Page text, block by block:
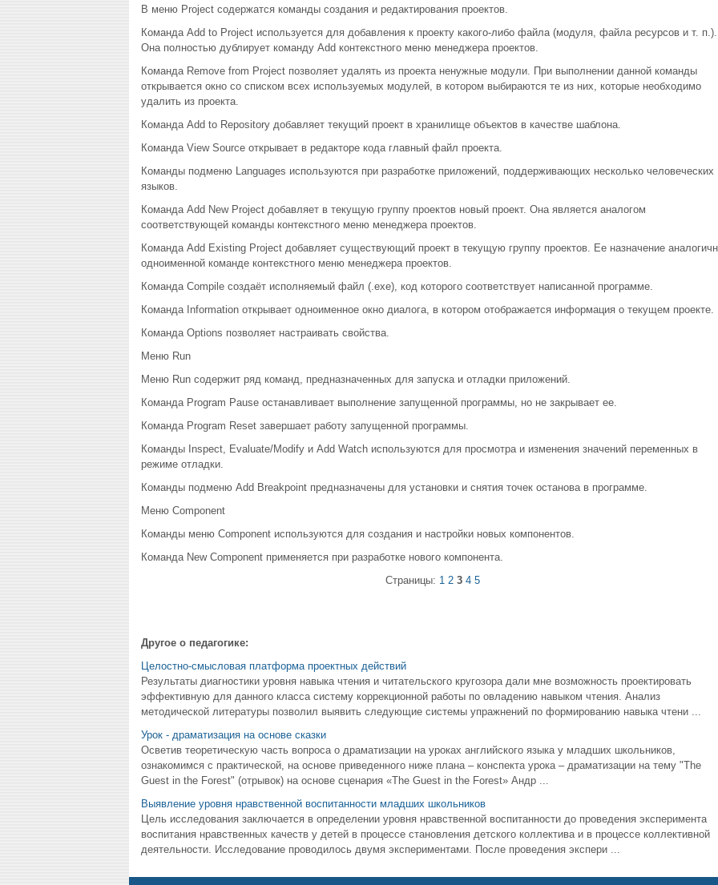
В меню Project содержатся команды создания и редактирования проектов.
Команда Add to Project используется для добавления к проекту какого-либо файла (модуля, файла ресурсов и т. п.).
Она полностью дублирует команду Add контекстного меню менеджера проектов.
Команда Remove from Project позволяет удалять из проекта ненужные модули. При выполнении данной команды
открывается окно со списком всех используемых модулей, в котором выбираются те из них, которые необходимо
удалить из проекта.
Команда Add to Repository добавляет текущий проект в хранилище объектов в качестве шаблона.
Команда View Source открывает в редакторе кода главный файл проекта.
Команды подменю Languages используются при разработке приложений, поддерживающих несколько человеческих
языков.
Команда Add New Project добавляет в текущую группу проектов новый проект. Она является аналогом
соответствующей команды контекстного меню менеджера проектов.
Команда Add Existing Project добавляет существующий проект в текущую группу проектов. Ее назначение
одноименной команде контекстного меню менеджера проектов.
Команда Compile создаёт исполняемый файл (.exe), код которого соответствует написанной программе.
Команда Information открывает одноименное окно диалога, в котором отображается информация о текущем проекте.
Команда Options позволяет настраивать свойства.
Меню Run
Меню Run содержит ряд команд, предназначенных для запуска и отладки приложений.
Команда Program Pause останавливает выполнение запущенной программы, но не закрывает ее.
Команда Program Reset завершает работу запущенной программы.
Команды Inspect, Evaluate/Modify и Add Watch используются для просмотра и изменения значений переменных в
режиме отладки.
Команды подменю Add Breakpoint предназначены для установки и снятия точек останова в программе.
Меню Component
Команды меню Component используются для создания и настройки новых компонентов.
Команда New Component применяется при разработке нового компонента.
Страницы: 1 2 3 4 5
Другое о педагогике:
Целостно-смысловая платформа проектных действий
Результаты диагностики уровня навыка чтения и читательского кругозора дали мне возможность проектировать
эффективную для данного класса систему коррекционной работы по овладению навыком чтения. Анализ
методической литературы позволил выявить следующие системы упражнений по формированию навыка чтени ...
Урок - драматизация на основе сказки
Осветив теоретическую часть вопроса о драматизации на уроках английского языка у младших школьников,
ознакомимся с практической, на основе приведенного ниже плана – конспекта урока – драматизации на тему "The
Guest in the Forest" (отрывок) на основе сценария «The Guest in the Forest» Андр ...
Выявление уровня нравственной воспитанности младших школьников
Цель исследования заключается в определении уровня нравственной воспитанности до проведения эксперимента
воспитания нравственных качеств у детей в процессе становления детского коллектива и в процессе коллективной
деятельности. Исследование проводилось двумя экспериментами. После проведения экспери ...